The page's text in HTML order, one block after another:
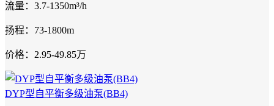
流量：3.7-1350m³/h
扬程：73-1800m
价格：2.95-49.85万
DYP型自平衡多级油泵(BB4)